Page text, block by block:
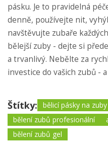
pásku. Je to pravidelná
denně, používejte nit,
navštěvujte zubaře
bělejší zuby - dejte si
a trvanlivý. Nebělte za
investice do vašich zubů -
Štítky: bělicí pásky na zuby
bělení zubů profesionální
bělení zubů gel